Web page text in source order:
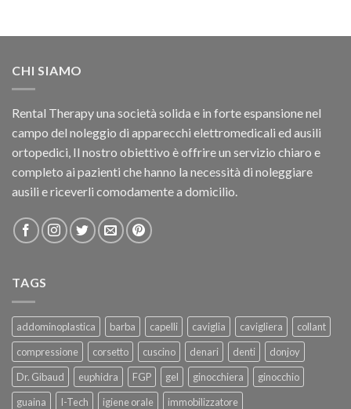
CHI SIAMO
Rental Therapy una società solida e in forte espansione nel
campo del noleggio di apparecchi elettromedicali ed ausili
ortopedici, Il nostro obiettivo è offrire un servizio chiaro e
completo ai pazienti che hanno la necessità di noleggiare
ausili e riceverli comodamente a domicilio.
TAGS
addominoplastica barba capelli caviglia cavigliera
collant
compressione
corsetto cuscino denari denti
donjoy
Dr. Gibaud
euphidra FGP gel ginocchiera
ginocchio
guaina
I-Tech igiene orale
immobilizzatore